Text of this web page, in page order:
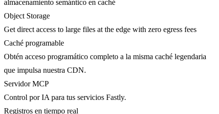
almacenamiento semántico en caché
Object Storage
Get direct access to large files at the edge with zero egress fees
Caché programable
Obtén acceso programático completo a la misma caché legendaria
que impulsa nuestra CDN.
Servidor MCP
Control por IA para tus servicios Fastly.
Registros en tiempo real